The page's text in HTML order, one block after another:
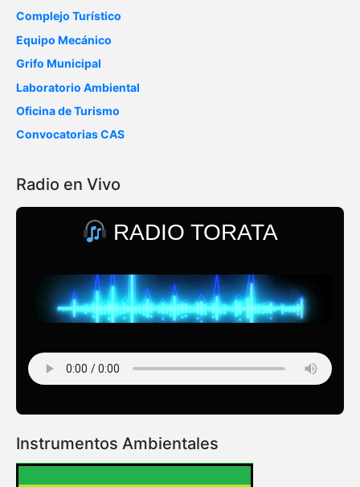
Complejo Turístico
Equipo Mecánico
Grifo Municipal
Laboratorio Ambiental
Oficina de Turismo
Convocatorias CAS
Radio en Vivo
RADIO TORATA
Instrumentos Ambientales